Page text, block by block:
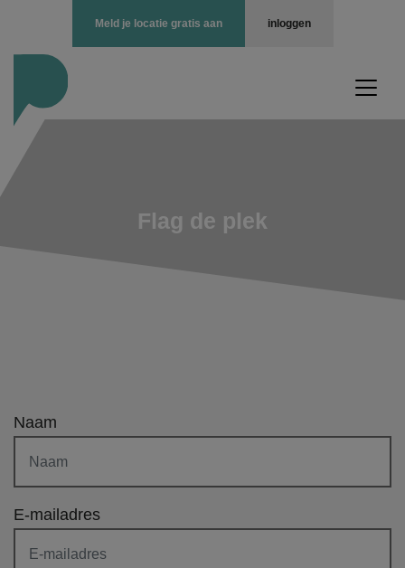
inloggen
Meld je locatie gratis aan
Flag de plek
Naam
E-mailadres